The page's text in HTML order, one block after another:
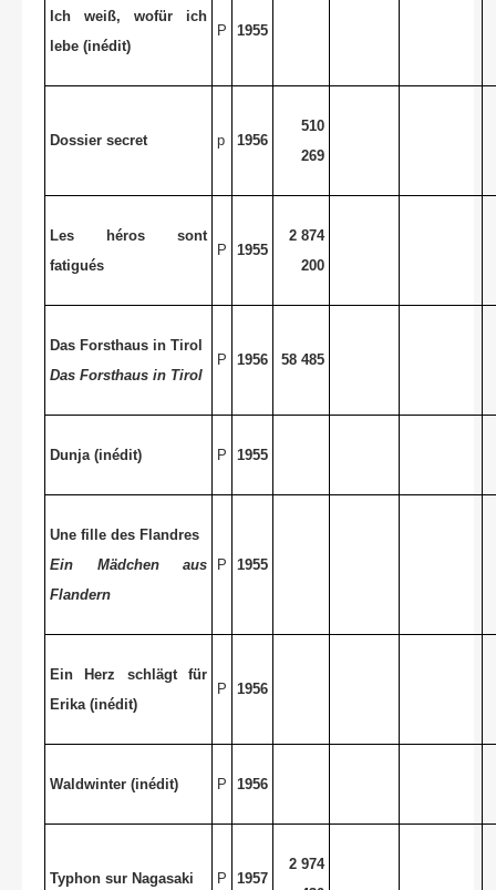
Ich weiß, wofür ich
lebe (inédit)
P 1955
Dossier secret p 1956
510
269
Les héros sont
fatigués
P 1955
2 874
200
Das Forsthaus in Tirol
Das Forsthaus in Tirol
P 1956 58 485
Dunja (inédit) P 1955
Une fille des Flandres
Ein Mädchen aus
Flandern
P 1955
Ein Herz schlägt für
Erika (inédit)
P 1956
Waldwinter (inédit) P 1956
Typhon sur Nagasaki P 1957
2 974